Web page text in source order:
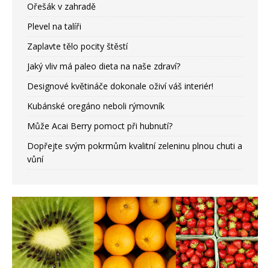
Ořešák v zahradě
Plevel na talíři
Zaplavte tělo pocity štěstí
Jaký vliv má paleo dieta na naše zdraví?
Designové květináče dokonale oživí váš interiér!
Kubánské oregáno neboli rýmovník
Může Acai Berry pomoct při hubnutí?
Dopřejte svým pokrmům kvalitní zeleninu plnou chuti a
vůní